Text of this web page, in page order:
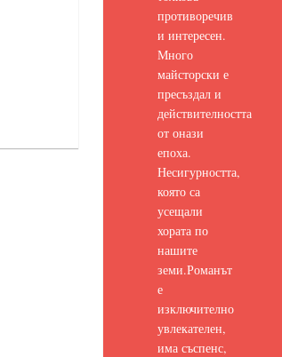
противоречив
и интересен.
Много
майсторски е
пресъздал и
действителността
от онази
епоха.
Несигурността,
която са
усещали
хората по
нашите
земи.Романът
е
изключително
увлекателен,
има съспенс,